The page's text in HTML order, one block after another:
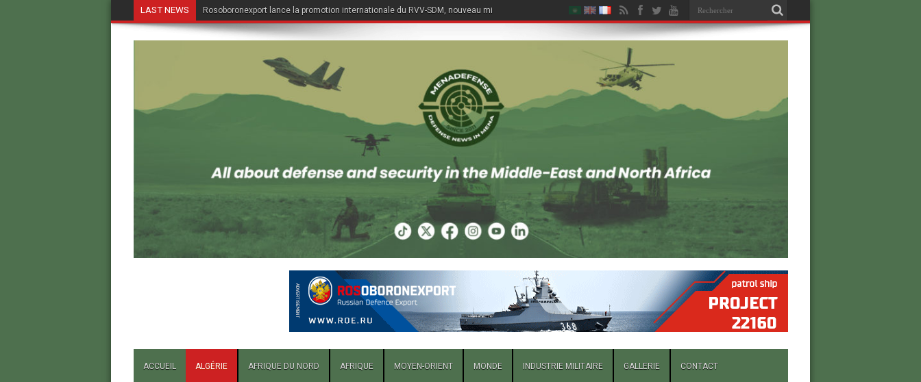
LAST NEWS Rosoboronexport lance la promotion internationale du RVV-SDM, nouveau missile air-air du Su-57E
ACCUEIL ALGÉRIE AFRIQUE DU NORD AFRIQUE MOYEN-ORIENT MONDE INDUSTRIE MILITAIRE GALLERIE CONTACT